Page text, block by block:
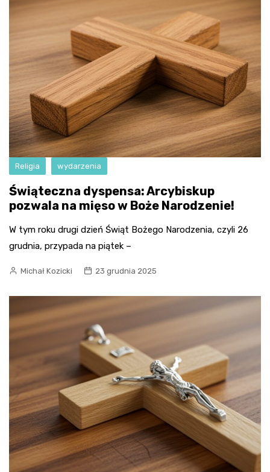
Religia wydarzenia
Świąteczna dyspensa: Arcybiskup
pozwala na mięso w Boże Narodzenie!
W tym roku drugi dzień Świąt Bożego Narodzenia, czyli 26
grudnia, przypada na piątek –
Michał Kozicki 23 grudnia 2025